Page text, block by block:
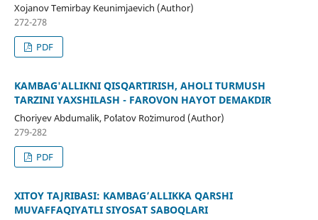
Xojanov Temirbay Keunimjaevich (Author)
272-278
PDF
KAMBAG'ALLIKNI QISQARTIRISH, AHOLI TURMUSH
TARZINI YAXSHILASH - FAROVON HAYOT DEMAKDIR
Choriyev Abdumalik, Poʻlatov Roʻzimurod (Author)
279-282
PDF
XITOY TAJRIBASI: KAMBAG’ALLIKKA QARSHI
MUVAFFAQIYATLI SIYOSAT SABOQLARI